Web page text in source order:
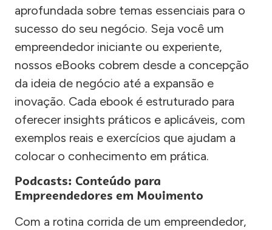
aprofundada sobre temas essenciais para o
sucesso do seu negócio. Seja você um
empreendedor iniciante ou experiente,
nossos eBooks cobrem desde a concepção
da ideia de negócio até a expansão e
inovação. Cada ebook é estruturado para
oferecer insights práticos e aplicáveis, com
exemplos reais e exercícios que ajudam a
colocar o conhecimento em prática.
Podcasts: Conteúdo para
Empreendedores em Movimento
Com a rotina corrida de um empreendedor,